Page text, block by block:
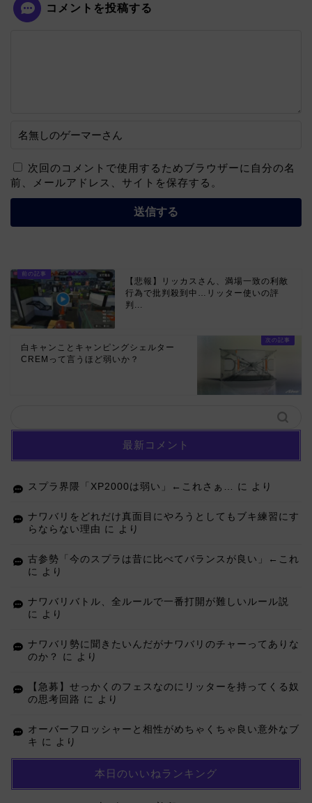
コメントを投稿する
次回のコメントで使用するためブラウザーに自分の名
前、メールアドレス、サイトを保存する。
【悲報】リッカスさん、満場一致の利敵
行為で批判殺到中…リッター使いの評
判...
白キャンことキャンピングシェルター
CREMって言うほど弱いか？
最新コメント
スプラ界隈「XP2000は弱い」←これさぁ… に より
ナワバリをどれだけ真面目にやろうとしてもブキ練習にす
らならない理由 に より
古参勢「今のスプラは昔に比べてバランスが良い」←これ
に より
ナワバリバトル、全ルールで一番打開が難しいルール説
に より
ナワバリ勢に聞きたいんだがナワバリのチャーってありな
のか？
に より
【急募】せっかくのフェスなのにリッターを持ってくる奴
の思考回路 に より
オーバーフロッシャーと相性がめちゃくちゃ良い意外なブ
キ に より
本日のいいねランキング